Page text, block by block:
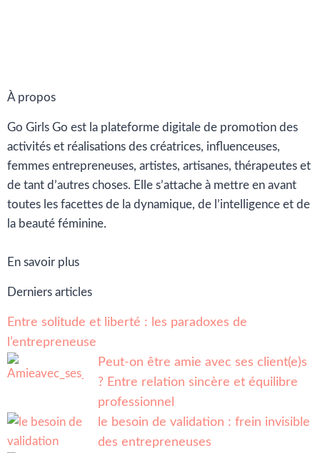
À propos
Go Girls Go est la plateforme digitale de promotion des
activités et réalisations des créatrices, influenceuses,
femmes entrepreneuses, artistes, artisanes, thérapeutes et
de tant d’autres choses. Elle s’attache à mettre en avant
toutes les facettes de la dynamique, de l’intelligence et de
la beauté féminine.
En savoir plus
Derniers articles
Entre solitude et liberté : les paradoxes de
l’entrepreneuse
Peut-on être amie avec ses client(e)s
? Entre relation sincère et équilibre
professionnel
le besoin de validation : frein invisible
des entrepreneuses